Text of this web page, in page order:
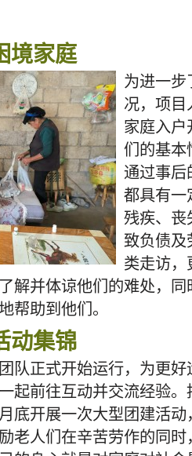
境家庭
为进一步
况，项目
家庭入户
们的基本
通过事后
都具有一
残疾、丧
致负债及
类走访，
解并体谅他们的难处，
帮助到他们。
动集锦
队正式开始运行，为更
起前往互动并交流经验
底开展一次大型团建活
老人们在辛苦劳作的同